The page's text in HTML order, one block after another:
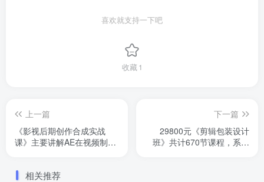
喜欢就支持一下吧
收藏 1
上一篇
《影视后期创作合成实战
课》主要讲解AE在视频制作
材。画质高清。原3600
下一篇
29800元《剪辑包装设计
班》共计670节课程，系统
相关推荐